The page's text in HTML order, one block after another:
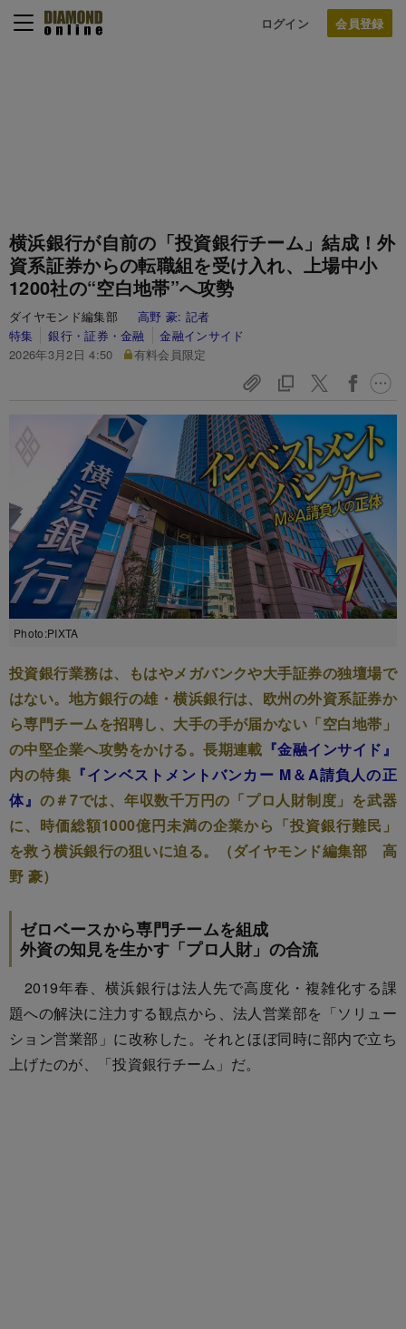
ログイン
横浜銀行が自前の「投資銀行チーム」結成！外
資系証券からの転職組を受け入れ、上場中小
1200社の“空白地帯”へ攻勢
ダイヤモンド編集部 高野 豪: 記者
特集
銀行・証券・金融
金融インサイド
2026年3月2日 4:50
有料会員限定
Photo:PIXTA
投資銀行業務は、もはやメガバンクや大手証券の独壇場で
はない。地方銀行の雄・横浜銀行は、欧州の外資系証券か
ら専門チームを招聘し、大手の手が届かない「空白地帯」
の中堅企業へ攻勢をかける。長期連載 『金融インサイド』
内の特集 『インベストメントバンカー M＆A請負人の正
体』 の＃7では、年収数千万円の「プロ人財制度」を武器
に、時価総額1000億円未満の企業から「投資銀行難民」
を救う横浜銀行の狙いに迫る。（ダイヤモンド編集部 高
野 豪）
ゼロベースから専門チームを組成
外資の知見を生かす「プロ人財」の合流
2019年春、横浜銀行は法人先で高度化・複雑化する課
題への解決に注力する観点から、法人営業部を「ソリュー
ション営業部」に改称した。それとほぼ同時に部内で立ち
上げたのが、「投資銀行チーム」だ。